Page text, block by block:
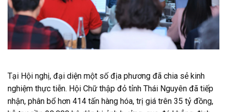
Tại Hội nghị, đại diện một số địa phương đã chia sẻ kinh
nghiệm thực tiễn. Hội Chữ thập đỏ tỉnh Thái Nguyên đã tiếp
nhận, phân bổ hơn 414 tấn hàng hóa, trị giá trên 35 tỷ đồng,